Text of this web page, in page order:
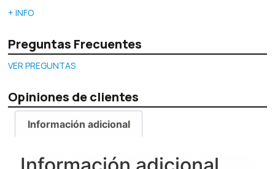
+ INFO
Preguntas Frecuentes
VER PREGUNTAS
Opiniones de clientes
Información adicional